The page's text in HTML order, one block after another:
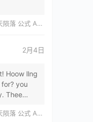
ARTWORKS[DL]
2月4日
Hoow llng
you
Thee